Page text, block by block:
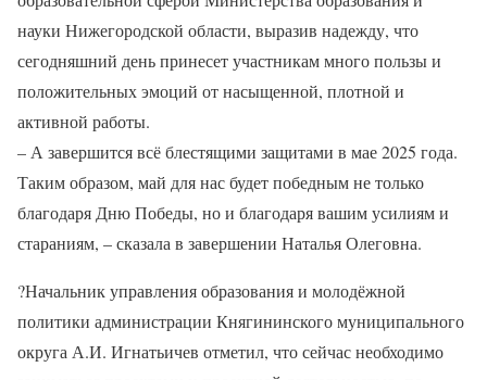
науки Нижегородской области, выразив надежду, что
сегодняшний день принесет участникам много пользы и
положительных эмоций от насыщенной, плотной и
активной работы.
– А завершится всё блестящими защитами в мае 2025 года.
Таким образом, май для нас будет победным не только
благодаря Дню Победы, но и благодаря вашим усилиям и
стараниям, – сказала в завершении Наталья Олеговна.
?Начальник управления образования и молодёжной
политики администрации Княгининского муниципального
округа А.И. Игнатьичев отметил, что сейчас необходимо